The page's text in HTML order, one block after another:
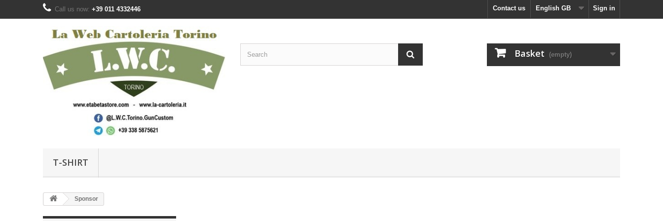
Sign in
English GB
Contact us
Call us now: +39 011 4332446‬
Basket (empty)
T-SHIRT
Sponsor